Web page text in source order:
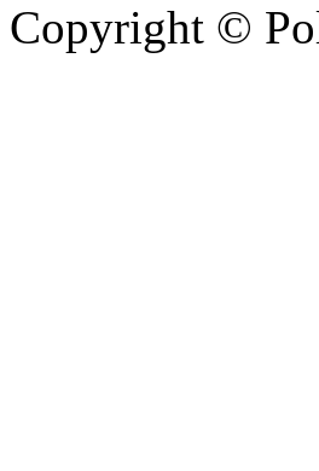
Copyright ©